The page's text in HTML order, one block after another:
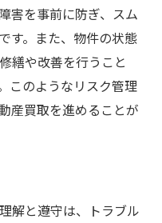
害を事前に防ぎ、スム
す。また、物件の状態
繕や改善を行うこと
このようなリスク管理
産買取を進めることが
解と遵守は、トラブル